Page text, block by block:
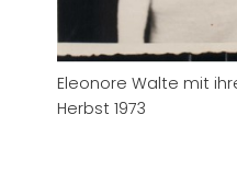
Eleonore Walte mit
Herbst 1973